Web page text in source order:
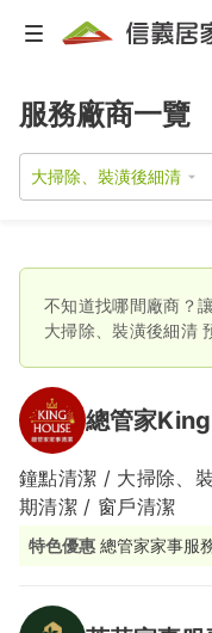
服務廠商一覽
大掃除、裝潢後細清
不知道找哪間廠商？
大掃除、裝潢後細清
總管家
鐘點清潔 / 大掃除、
期清潔 / 窗戶清潔
特色優惠 總管家家事服